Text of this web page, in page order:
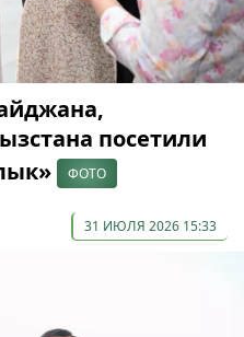
посетили
ФОТО
31 ИЮЛЯ 2026 15:33